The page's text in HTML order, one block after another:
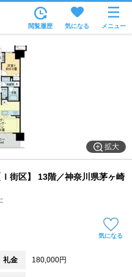
から
相場から
通学時間から
特集から
閲覧履歴 気になる メニュー
拡大
街区】 13階／神奈川県茅ヶ崎
気になる
礼金 180,000円